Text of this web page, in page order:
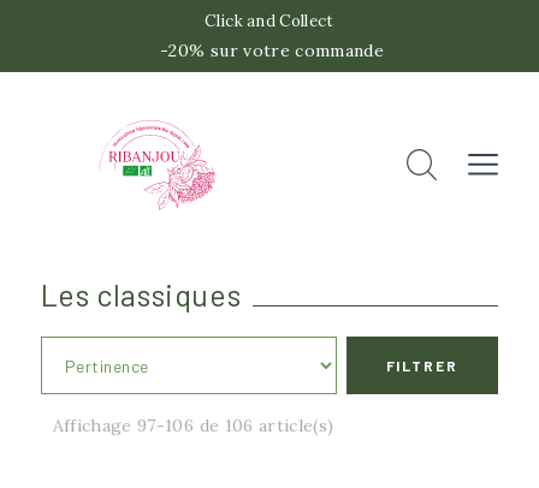
Click and Collect
-20% sur votre commande
Catégories
Canneberge
Les classiques
FILTRER
Affichage 97-106 de 106 article(s)